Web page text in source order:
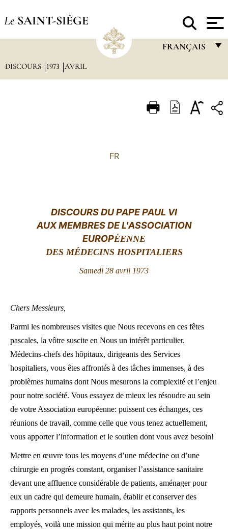
Le SAINT-SIÈGE
FRANÇAIS
ITALIANO
中文
DISCOURS 1973 AVRIL
FR
DISCOURS DU PAPE PAUL VI
AUX MEMBRES DE L'ASSOCIATION
EUROPÉENNE
DES MÉDECINS HOSPITALIERS
Samedi 28 avril 1973
Chers Messieurs,
Parmi les nombreuses visites que Nous recevons en ces fêtes
pascales, la vôtre suscite en Nous un intérêt particulier.
Médecins-chefs des hôpitaux, dirigeants des Services
hospitaliers, vous êtes affrontés à des tâches immenses, à des
problèmes humains dont Nous mesurons la complexité et l’enjeu
pour notre société. Vous essayez de mieux les résoudre au sein
de votre Association européenne: puissent ces échanges, ces
réunions de travail, comme celle que vous tenez actuellement,
vous apporter l’information et le soutien dont vous avez besoin!
Mettre en œuvre tous les moyens d’une médecine ou d’une
chirurgie en progrès constant, organiser l’assistance sanitaire
devant une affluence considérable de patients, aménager pour
eux un cadre qui demeure humain, établir et conserver des
rapports personnels avec les malades, les assistants, les
employés, voilà une mission qui mérite au plus haut point notre